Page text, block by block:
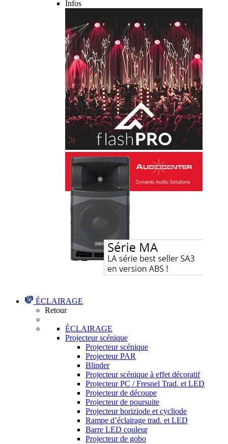
Infos
ÉCLAIRAGE
Retour
ÉCLAIRAGE
Projecteur scénique
Projecteur scénique
Projecteur PAR
Blinder
Projecteur scénique à effet décoratif
Projecteur PC / Fresnel Trad. et LED
Projecteur de découpe
Projecteur de poursuite
Projecteur horiziode et cycliode
Rampe d’éclairage trad. et LED
Barre LED couleur
Projecteur de gobo